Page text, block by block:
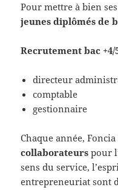
Pour mettre à bien
jeunes diplômés de
Recrutement bac +4/
directeur
comptable
gestionnaire
Chaque année,
collaborateurs pour
sens du service,
entrepreneuriat sont